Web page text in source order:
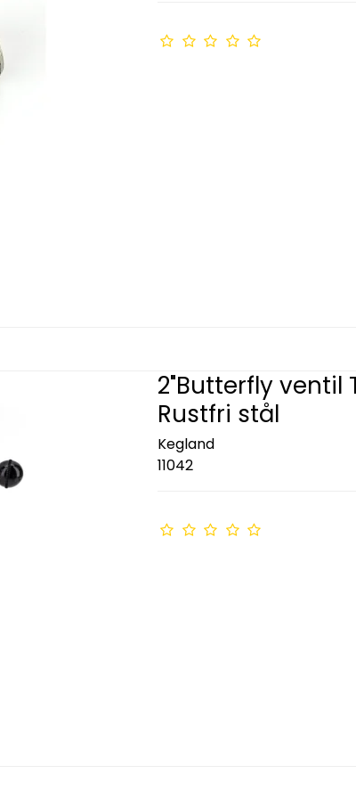
2"Butterfly ventil
Rustfri stål
Kegland
11042